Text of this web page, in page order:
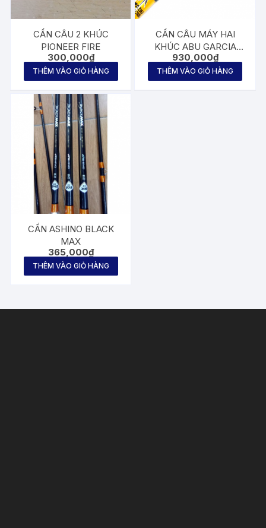
CẦN CÂU 2 KHÚC
PIONEER FIRE
300,000₫
THÊM VÀO GIỎ HÀNG
CẦN CÂU MÁY HAI
KHÚC ABU GARCIA
BRUISET
930,000₫
THÊM VÀO GIỎ HÀNG
CẦN ASHINO BLACK
MAX
365,000₫
THÊM VÀO GIỎ HÀNG